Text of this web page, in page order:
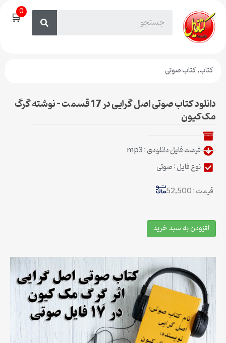
🛒0
کتاب,کتاب صوتی
دانلود کتاب صوتی اصل گرایی در 17 قسمت – نوشته گرگ
مک‌کیون
فرمت فایل دانلودی : mp3
نوع فایل : صوتی
قیمت : 52,500
افزودن به سبد خرید